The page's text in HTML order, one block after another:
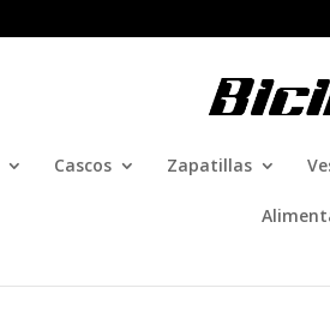
Cascos Zapatillas